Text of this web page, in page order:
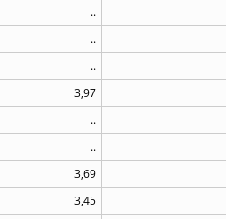
..
..
..
3,97
..
..
3,69
3,45